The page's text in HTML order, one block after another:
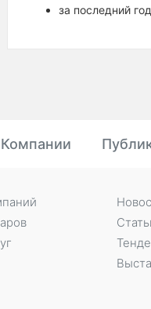
за последний
Компании